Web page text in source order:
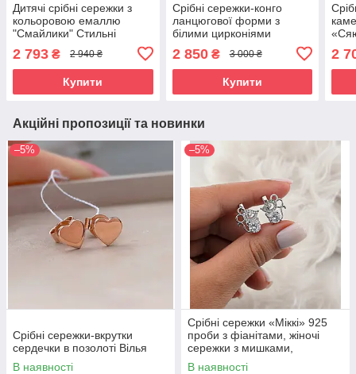
Дитячі срібні сережки з
кольоровою емаллю
"Смайлики" Стильні
дітей
2 793 ₴ 2 940 ₴
Купити
Срібні сережки-конго
ланцюгової форми з
білими цирконіями
сережки срібло 925
2 850₴ 3 000 ₴
Купити
2
Акційні пропозиції та новинки
–5%
Срібні сережки-вкрутки
сердечки в позолоті Вілья
В наявності
–5%
Срібні сережки «Міккі» 925
проби з фіанітами, жіночі
сережки з мишками,
оригінальні сережки
В наявності